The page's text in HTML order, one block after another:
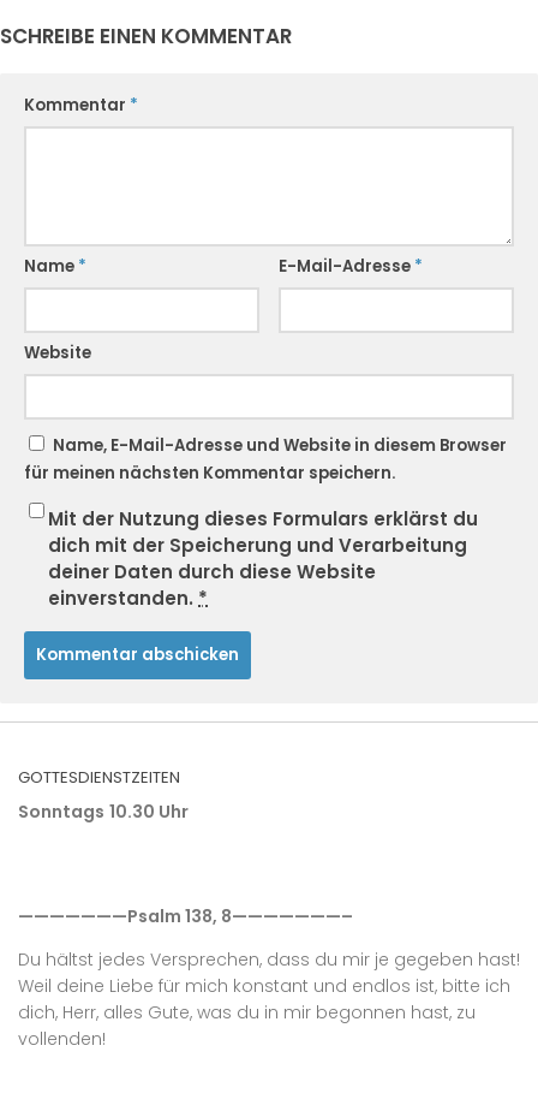
SCHREIBE EINEN KOMMENTAR
Kommentar *
Name * E-Mail-Adresse *
Website
Name, E-Mail-Adresse und Website in diesem Browser
für meinen nächsten Kommentar speichern.
Mit der Nutzung dieses Formulars erklärst du
dich mit der Speicherung und Verarbeitung
deiner Daten durch diese Website
einverstanden. *
GOTTESDIENSTZEITEN
Sonntags 10.30 Uhr
———————Psalm 138, 8———————–
Du hältst jedes Versprechen, dass du mir je gegeben hast!
Weil deine Liebe für mich konstant und endlos ist, bitte ich
dich, Herr, alles Gute, was du in mir begonnen hast, zu
vollenden!